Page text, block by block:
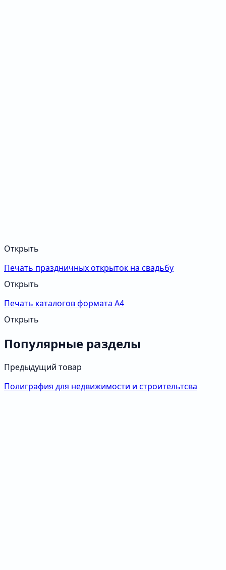
Открыть
Печать праздничных открыток на свадьбу
Открыть
Печать каталогов формата А4
Открыть
Популярные разделы
Предыдущий товар
Полиграфия для недвижимости и строительтсва